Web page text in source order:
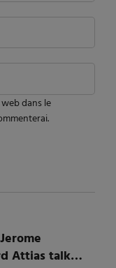
dans le
Attias talk